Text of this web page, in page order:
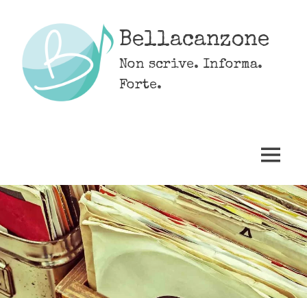
content
Bellacanzone
Non scrive. Informa.
Forte.
MENU